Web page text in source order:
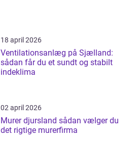
18 april 2026
Ventilationsanlæg på Sjælland:
sådan får du et sundt og stabilt
indeklima
02 april 2026
Murer djursland sådan vælger du
det rigtige murerfirma